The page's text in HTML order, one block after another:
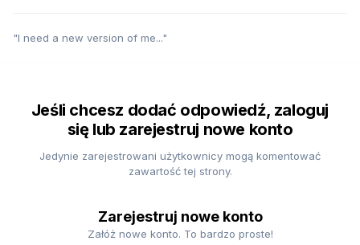
"I need a new version of me..."
Jeśli chcesz dodać odpowiedź, zaloguj
się lub zarejestruj nowe konto
Jedynie zarejestrowani użytkownicy mogą komentować
zawartość tej strony.
Zarejestruj nowe konto
Załóż nowe konto. To bardzo proste!